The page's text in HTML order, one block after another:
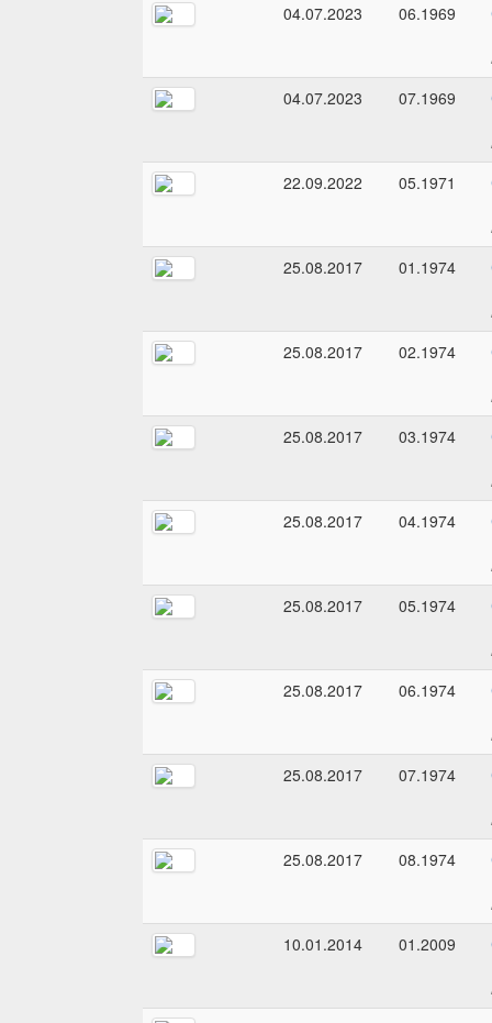
04.07.2023
06.1969
04.07.2023
07.1969
22.09.2022
05.1971
25.08.2017
01.1974
25.08.2017
02.1974
25.08.2017
03.1974
25.08.2017
04.1974
25.08.2017
05.1974
25.08.2017
06.1974
25.08.2017
07.1974
25.08.2017
08.1974
10.01.2014
01.2009